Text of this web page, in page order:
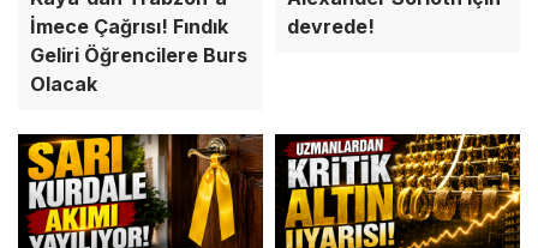
İmece Çağrısı! Fındık
Geliri Öğrencilere Burs
Olacak
devrede!